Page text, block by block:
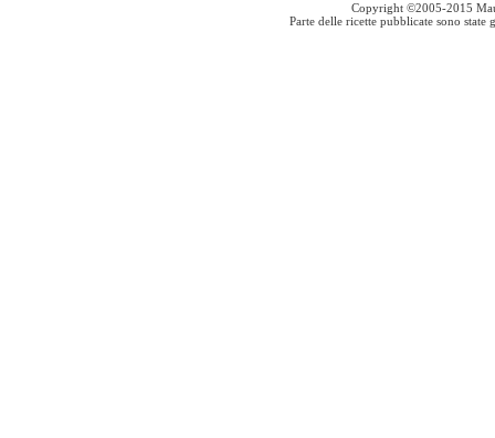
Copyright ©2005-2015
Parte delle ricette pubblicate sono state